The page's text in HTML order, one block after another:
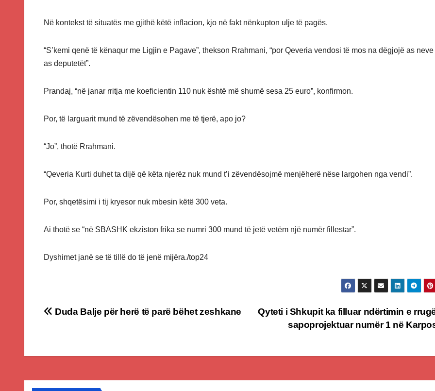
Në kontekst të situatës me gjithë këtë inflacion, kjo në fakt nënkupton ulje të pagës.
“S’kemi qenë të kënaqur me Ligjin e Pagave”, thekson Rrahmani, “por Qeveria vendosi të mos na dëgjojë as
as deputetët”.
Prandaj, “në janar rritja me koeficientin 110 nuk është më shumë sesa 25 euro”, konfirmon.
Por, të larguarit mund të zëvendësohen me të tjerë, apo jo?
“Jo”, thotë Rrahmani.
“Qeveria Kurti duhet ta dijë që këta njerëz nuk mund t’i zëvendësojmë menjëherë nëse largohen nga vendi”.
Por, shqetësimi i tij kryesor nuk mbesin këtë 300 veta.
Ai thotë se “në SBASHK ekziston frika se numri 300 mund të jetë vetëm një numër fillestar”.
Dyshimet janë se të tillë do të jenë mijëra./top24
Post
Qyteti i Shkupit ka filluar ndërtimin e
sapoprojektuar numër 1 në
Duda Balje për herë të parë bëhet zeshkane